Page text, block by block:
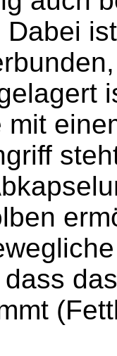
mit